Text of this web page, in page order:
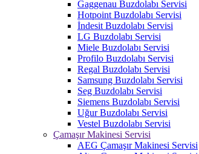
Gaggenau Buzdolabı Servisi
Hotpoint Buzdolabı Servisi
İndesit Buzdolabı Servisi
LG Buzdolabı Servisi
Miele Buzdolabı Servisi
Profilo Buzdolabı Servisi
Regal Buzdolabı Servisi
Samsung Buzdolabı Servisi
Seg Buzdolabı Servisi
Siemens Buzdolabı Servisi
Uğur Buzdolabı Servisi
Vestel Buzdolabı Servisi
Çamaşır Makinesi Servisi
AEG Çamaşır Makinesi Servisi